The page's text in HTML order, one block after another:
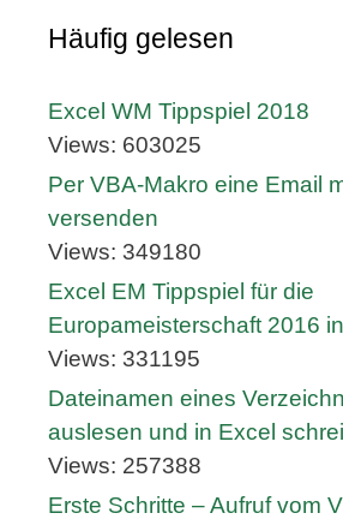
Häufig gelesen
Excel WM Tippspiel 2018
Views: 603025
Per VBA-Makro eine Email
versenden
Views: 349180
Excel EM Tippspiel für die
Europameisterschaft 2016
Views: 331195
Dateinamen eines
auslesen und in Excel
Views: 257388
Erste Schritte – Aufruf vom